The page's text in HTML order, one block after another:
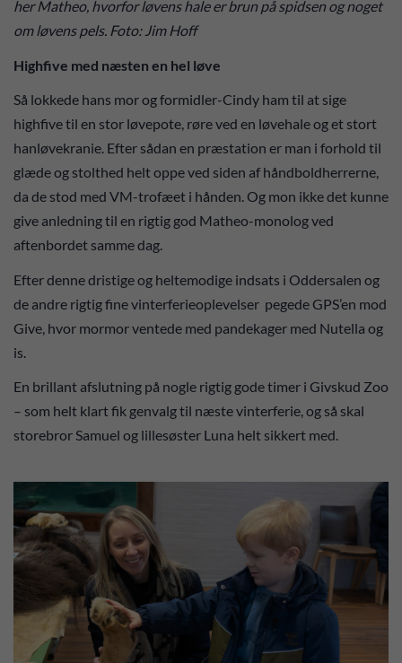
her Matheo, hvorfor løvens hale er brun på spidsen og noget
om løvens pels. Foto: Jim Hoff
Highfive med næsten en hel løve
Så lokkede hans mor og formidler-Cindy ham til at sige
highfive til en stor løvepote, røre ved en løvehale og et stort
hanløvekranie. Efter sådan en præstation er man i forhold til
glæde og stolthed helt oppe ved siden af håndboldherrerne,
da de stod med VM-trofæet i hånden. Og mon ikke det kunne
give anledning til en rigtig god Matheo-monolog ved
aftenbordet samme dag.
Efter denne dristige og heltemodige indsats i Oddersalen og
de andre rigtig fine vinterferieoplevelser pegede GPS’en mod
Give, hvor mormor ventede med pandekager med Nutella og
is.
En brillant afslutning på nogle rigtig gode timer i Givskud Zoo
– som helt klart fik genvalg til næste vinterferie, og så skal
storebror Samuel og lillesøster Luna helt sikkert med.